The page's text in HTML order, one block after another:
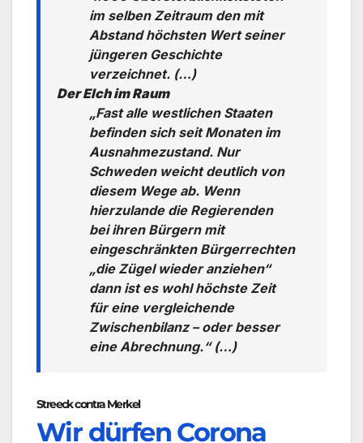
im selben Zeitraum den mit
Abstand höchsten Wert seiner
jüngeren Geschichte
verzeichnet. (…)
Der Elch im Raum
„Fast alle westlichen Staaten
befinden sich seit Monaten im
Ausnahmezustand. Nur
Schweden weicht deutlich von
diesem Wege ab. Wenn
hierzulande die Regierenden
bei ihren Bürgern mit
eingeschränkten Bürgerrechten
„die Zügel wieder anziehen“
dann ist es wohl höchste Zeit
für eine vergleichende
Zwischenbilanz – oder besser
eine Abrechnung.“ (…)
Streeck contra Merkel
Wir dürfen Corona